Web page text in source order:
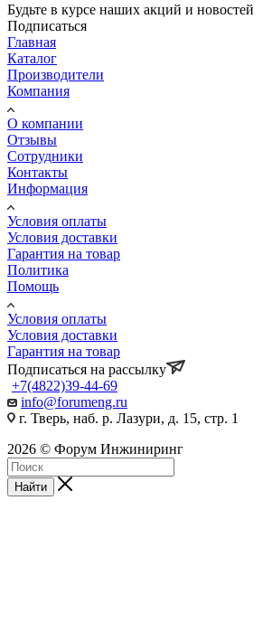
Будьте в курсе наших акций и новостей
Подписаться
Главная
Каталог
Производители
Компания
О компании
Отзывы
Сотрудники
Контакты
Информация
Условия оплаты
Условия доставки
Гарантия на товар
Политика
Помощь
Условия оплаты
Условия доставки
Гарантия на товар
Подписаться на рассылку
+7(4822)39-44-69
info@forumeng.ru
г. Тверь, наб. р. Лазури, д. 15, стр. 1
2026 © Форум Инжиниринг
Найти